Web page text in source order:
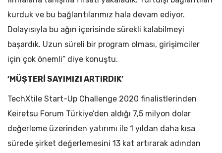
kurduk ve bu bağlantılarımız hala devam ediyor.
Dolayısıyla bu ağın içerisinde sürekli kalabilmeyi
başardık. Uzun süreli bir program olması, girişimciler
için çok önemli” diye konuştu.
‘MÜŞTERİ SAYIMIZI ARTIRDIK’
TechXtile Start-Up Challenge 2020 finalistlerinden
Keiretsu Forum Türkiye’den aldığı 7,5 milyon dolar
değerleme üzerinden yatırımı ile 1 yıldan daha kısa
sürede şirket değerlemesini 13 kat artırarak adından